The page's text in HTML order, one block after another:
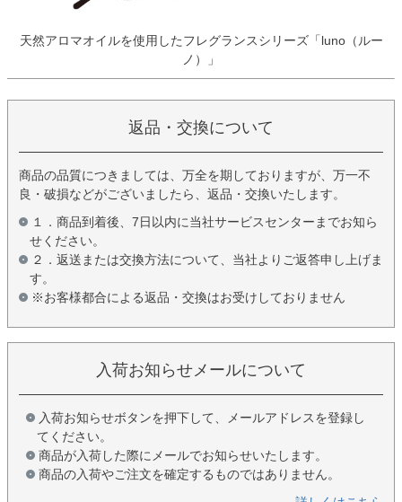
天然アロマオイルを使用したフレグランスシリーズ「luno（ルー
ノ）」
返品・交換について
商品の品質につきましては、万全を期しておりますが、万一不
良・破損などがございましたら、返品・交換いたします。
１．商品到着後、7日以内に当社サービスセンターまでお知ら
せください。
２．返送または交換方法について、当社よりご返答申し上げま
す。
※お客様都合による返品・交換はお受けしておりません
入荷お知らせメールについて
入荷お知らせボタンを押下して、メールアドレスを登録し
てください。
商品が入荷した際にメールでお知らせいたします。
商品の入荷やご注文を確定するものではありません。